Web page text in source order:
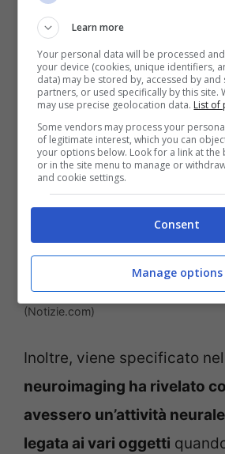
questa somiglianza
caratteristica e decisa.
Studio sulla telepatia tra amici, ecco
(Notizie.com)
Inoltre, viene specificato
neuroimaging ha rivelato
avessero un’attività
legata ai vari oggetti
Learn more
Your personal data will be processed
your device (cookies, unique identifiers,
data) may be stored by, accessed by and
partners, or used specifically by this site.
may use precise geolocation data. List of
Some vendors may process your
of legitimate interest, which you can
your options below. Look for a link at
or in the site menu to manage or
and cookie settings.
Consent
Manage options